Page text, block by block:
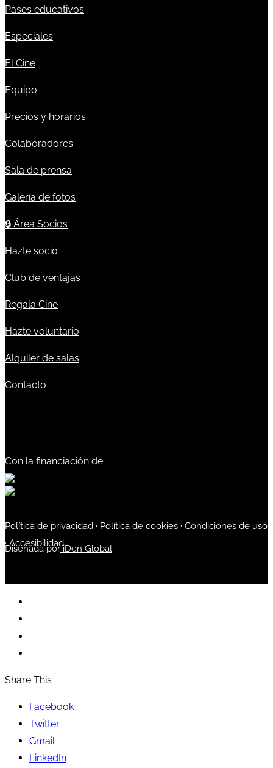
Pases educativos
Especiales
El Cine
Equipo
Precios y horarios
Colaboradores
Sala de prensa
Galería de fotos
🔒 Área Socios
Hazte socio
Club de ventajas
Regala Cine
Hazte voluntario
Alquiler de salas
Contacto
Con la financiación de:
Política de privacidad · Política de cookies · Condiciones de uso
·Accesibilidad
Diseñada poriDen Global
Share This
Facebook
Twitter
Gmail
LinkedIn